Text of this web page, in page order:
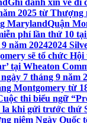
Ghi danh xin vé đi
2025 từ Thượng
MarylandQuận
phí lần thứ 10
năm 20242024
sẽ tổ chức Hội
tại Wheaton
7 tháng 9 năm
Montgomery từ
thi biểu ngữ
la khi gửi trước thứ
niệm Ngày Quốc